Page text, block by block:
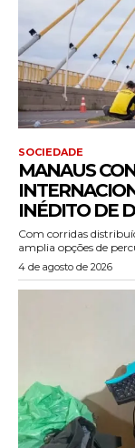
SOCIEDADE
MANAUS
INÉDITO DE
Com corridas
amplia opções de
4 de agosto de 2026